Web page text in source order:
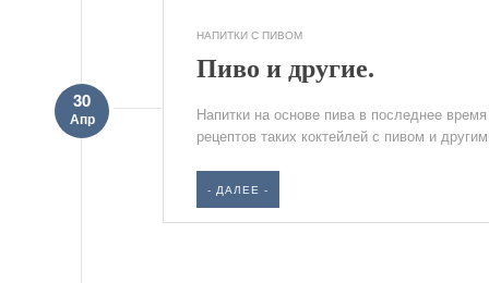
НАПИТКИ С ПИВОМ
Пиво и другие.
30
Апр
Напитки на основе пива в последнее
рецептов таких коктейлей с пивом и
- ДАЛЕЕ -